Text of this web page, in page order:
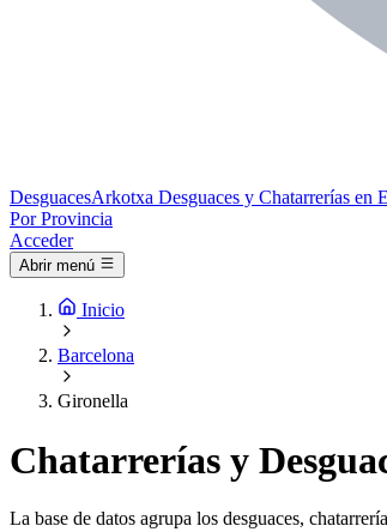
DesguacesArkotxa Desguaces y Chatarrerías en
Por Provincia
Acceder
Abrir menú
Inicio
Barcelona
Gironella
Chatarrerías y
La base de datos agrupa los desguaces,